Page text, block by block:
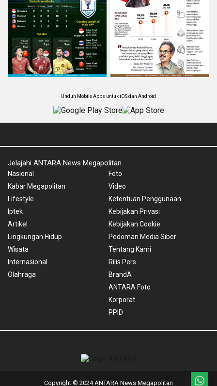
Unduh Mobile Apps untuk iOS dan Android
Jelajahi ANTARA News Megapolitan
Nasional
Kabar Megapolitan
Lifestyle
Iptek
Artikel
Lingkungan Hidup
Wisata
Internasional
Olahraga
Foto
Video
Ketentuan Penggunaan
Kebijakan Privasi
Kebijakan Cookie
Pedoman Media Siber
Tentang Kami
Rilis Pers
BrandA
ANTARA Foto
Korporat
PPID
Copyright © 2024 ANTARA News Megapolitan